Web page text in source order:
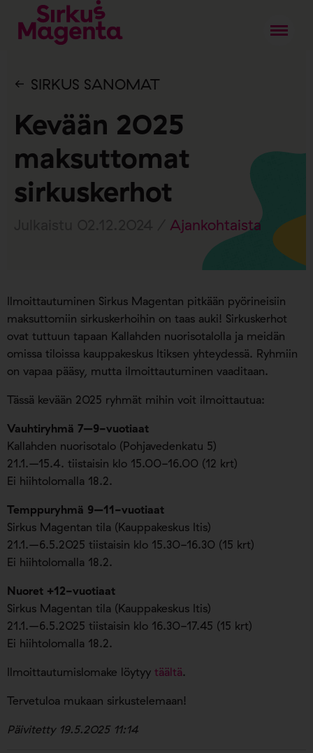
SIRKUS SANOMAT
Kevään 2025
maksuttomat
sirkuskerhot
Ajankohtaista
Ilmoittautuminen Sirkus Magentan pitkään pyörineisiin
maksuttomiin sirkuskerhoihin on taas auki! Sirkuskerhot
ovat tuttuun tapaan Kallahden nuorisotalolla ja meidän
omissa tiloissa kauppakeskus Itiksen yhteydessä. Ryhmiin
on vapaa pääsy, mutta ilmoittautuminen vaaditaan.
Tässä kevään 2025 ryhmät mihin voit ilmoittautua:
Vauhtiryhmä 7–9-vuotiaat
Kallahden nuorisotalo (Pohjavedenkatu 5)
21.1.–15.4. tiistaisin klo 15.00-16.00 (12 krt)
Ei hiihtolomalla 18.2.
Temppuryhmä 9–11-vuotiaat
Sirkus Magentan tila (Kauppakeskus Itis)
21.1.–6.5.2025 tiistaisin klo 15.30-16.30 (15 krt)
Ei hiihtolomalla 18.2.
Nuoret +12-vuotiaat
Sirkus Magentan tila (Kauppakeskus Itis)
21.1.–6.5.2025 tiistaisin klo 16.30-17.45 (15 krt)
Ei hiihtolomalla 18.2.
Ilmoittautumislomake löytyy täältä.
Tervetuloa mukaan sirkustelemaan!
Päivitetty 19.5.2025 11:14